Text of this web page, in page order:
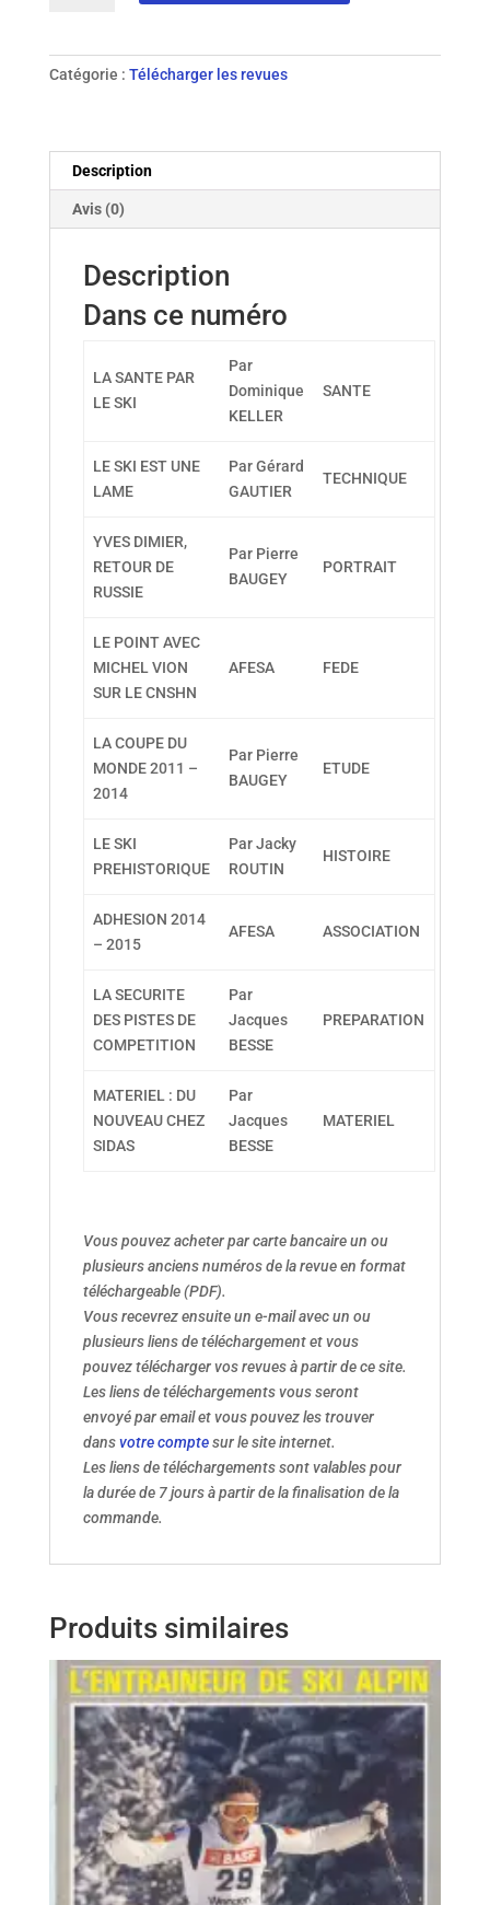
Catégorie : Télécharger les revues
Description
Avis (0)
Description
Dans ce numéro
LA SANTE PAR
LE SKI
Par
Dominique
KELLER
SANTE
LE SKI EST UNE
LAME
Par Gérard
GAUTIER
TECHNIQUE
YVES DIMIER,
RETOUR DE
RUSSIE
Par Pierre
BAUGEY
PORTRAIT
LE POINT AVEC
MICHEL VION
SUR LE CNSHN
AFESA FEDE
LA COUPE DU
MONDE 2011 –
2014
Par Pierre
BAUGEY
ETUDE
LE SKI
PREHISTORIQUE
Par Jacky
ROUTIN
HISTOIRE
ADHESION 2014
– 2015
AFESA ASSOCIATION
LA SECURITE
DES PISTES DE
COMPETITION
Par
Jacques
BESSE
PREPARATION
MATERIEL : DU
NOUVEAU CHEZ
SIDAS
Par
Jacques
BESSE
MATERIEL
Vous pouvez acheter par carte bancaire un ou
plusieurs anciens numéros de la revue en format
téléchargeable (PDF).
Vous recevrez ensuite un e-mail avec un ou
plusieurs liens de téléchargement et vous
pouvez télécharger vos revues à partir de ce site.
Les liens de téléchargements vous seront
envoyé par email et vous pouvez les trouver
dansvotre comptesur le site internet.
Les liens de téléchargements sont valables pour
la durée de 7 jours à partir de la finalisation de la
commande.
Produits similaires